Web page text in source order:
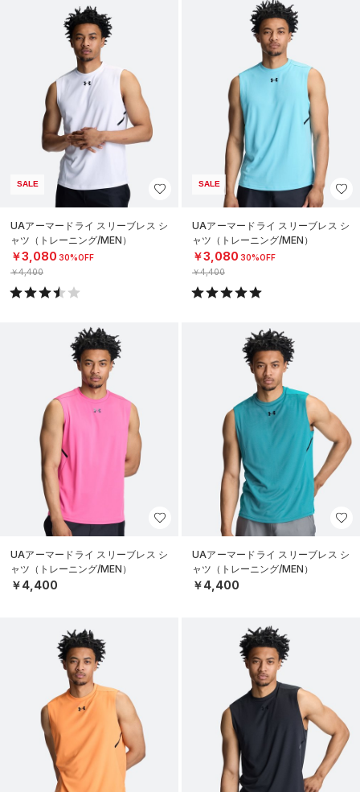
SALE
UAアーマードライ スリーブレス シ
ャツ（トレーニング/MEN）
￥3,080 30%OFF
￥4,400
SALE
UAアーマードライ スリーブレス シ
ャツ（トレーニング/MEN）
￥3,080 30%OFF
￥4,400
UAアーマードライ スリーブレス シ
ャツ（トレーニング/MEN）
￥4,400
UAアーマードライ スリーブレス シ
ャツ（トレーニング/MEN）
￥4,400